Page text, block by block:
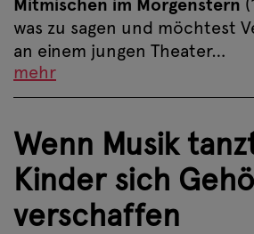
Mitmischen im Morgenstern
was zu sagen und möchtest
an einem jungen Theater…
mehr
Wenn Musik
Kinder sich
verschaffen